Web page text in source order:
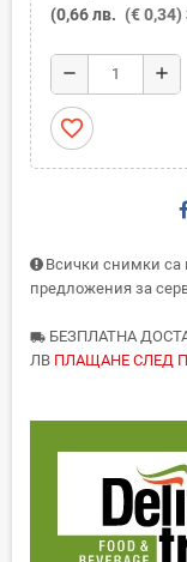
(0,66 лв. (€ 0,34)
remove add
favorite_border
Всички снимки са
предложения за
local_shipping БЕЗПЛАТНА
ЛВ ПЛАЩАНЕ СЛЕД